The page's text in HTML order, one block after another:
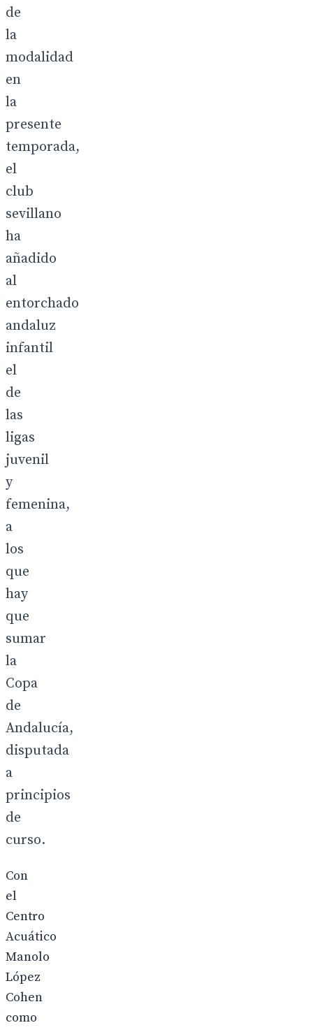
de
la
modalidad
en
la
presente
temporada,
el
club
sevillano
ha
añadido
al
entorchado
andaluz
infantil
el
de
las
ligas
juvenil
y
femenina,
a
los
que
hay
que
sumar
la
Copa
de
Andalucía,
disputada
a
principios
de
curso.
Con
el
Centro
Acuático
Manolo
López
Cohen
como